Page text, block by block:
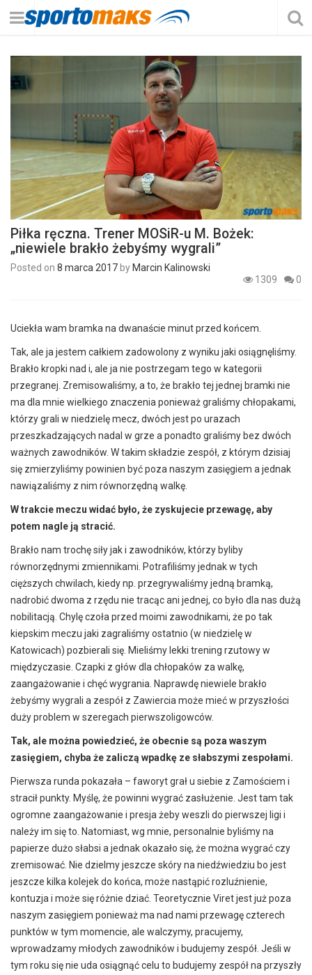
Piłka ręczna. Trener MOSiR-u M. Bożek:
„niewiele brakło żebyśmy wygrali”
Posted on 8 marca 2017 by Marcin Kalinowski
1309
0
Uciekła wam bramka na dwanaście minut przed końcem.
Tak, ale ja jestem całkiem zadowolony z wyniku jaki osiągnęliśmy.
Brakło kropki nad i, ale ja nie postrzegam tego w kategorii
przegranej. Zremisowaliśmy, a to, że brakło tej jednej bramki nie
ma dla mnie wielkiego znaczenia ponieważ graliśmy chłopakami,
którzy grali w niedzielę mecz, dwóch jest po urazach
przeszkadzających nadal w grze a ponadto graliśmy bez dwóch
ważnych zawodników. W takim składzie zespół, z którym dzisiaj
się zmierzyliśmy powinien być poza naszym zasięgiem a jednak
nawiązaliśmy z nim równorzędną walkę.
W trakcie meczu widać było, że zyskujecie przewagę, aby
potem nagle ją stracić.
Brakło nam trochę siły jak i zawodników, którzy byliby
równorzędnymi zmiennikami. Potrafiliśmy jednak w tych
cięższych chwilach, kiedy np. przegrywaliśmy jedną bramką,
nadrobić dwoma z rzędu nie tracąc ani jednej, co było dla nas dużą
nobilitacją. Chylę czoła przed moimi zawodnikami, że po tak
kiepskim meczu jaki zagraliśmy ostatnio (w niedzielę w
Katowicach) pozbierali się. Mieliśmy lekki trening rzutowy w
międzyczasie. Czapki z głów dla chłopaków za walkę,
zaangażowanie i chęć wygrania. Naprawdę niewiele brakło
żebyśmy wygrali a zespół z Zawiercia może mieć w przyszłości
duży problem w szeregach pierwszoligowców.
Tak, ale można powiedzieć, że obecnie są poza waszym
zasięgiem, chyba że zaliczą wpadkę ze słabszymi zespołami.
Pierwsza runda pokazała – faworyt grał u siebie z Zamościem i
stracił punkty. Myślę, że powinni wygrać zasłużenie. Jest tam tak
ogromne zaangażowanie i presja żeby weszli do pierwszej ligi i
należy im się to. Natomiast, wg mnie, personalnie byliśmy na
papierze dużo słabsi a jednak okazało się, że można wygrać czy
zremisować. Nie dzielmy jeszcze skóry na niedźwiedziu bo jest
jeszcze kilka kolejek do końca, może nastąpić rozluźnienie,
kontuzja i może się różnie dziać. Teoretycznie Viret jest już poza
naszym zasięgiem ponieważ ma nad nami przewagę czterech
punktów w tym momencie, ale walczymy, pracujemy,
wprowadzamy młodych zawodników i budujemy zespół. Jeśli w
tym roku się nie uda osiągnąć celu to budujemy zespół na przyszły